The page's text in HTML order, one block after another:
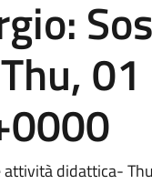
attività didattica-